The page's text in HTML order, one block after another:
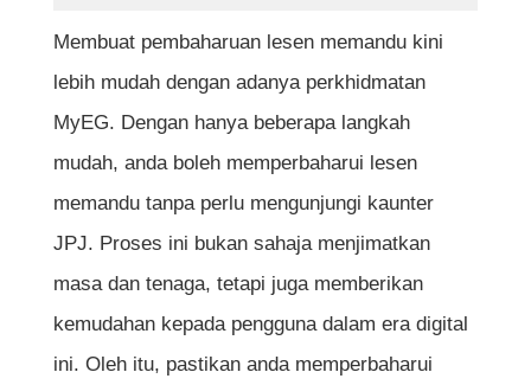
Membuat pembaharuan lesen memandu kini
lebih mudah dengan adanya perkhidmatan
MyEG. Dengan hanya beberapa langkah
mudah, anda boleh memperbaharui lesen
memandu tanpa perlu mengunjungi kaunter
JPJ. Proses ini bukan sahaja menjimatkan
masa dan tenaga, tetapi juga memberikan
kemudahan kepada pengguna dalam era digital
ini. Oleh itu, pastikan anda memperbaharui